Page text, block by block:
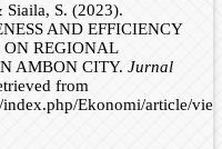
Siaila, S. (2023).
AND EFFICIENCY
REGIONAL
AMBON CITY. Jurnal
from
Ekonomi/article/